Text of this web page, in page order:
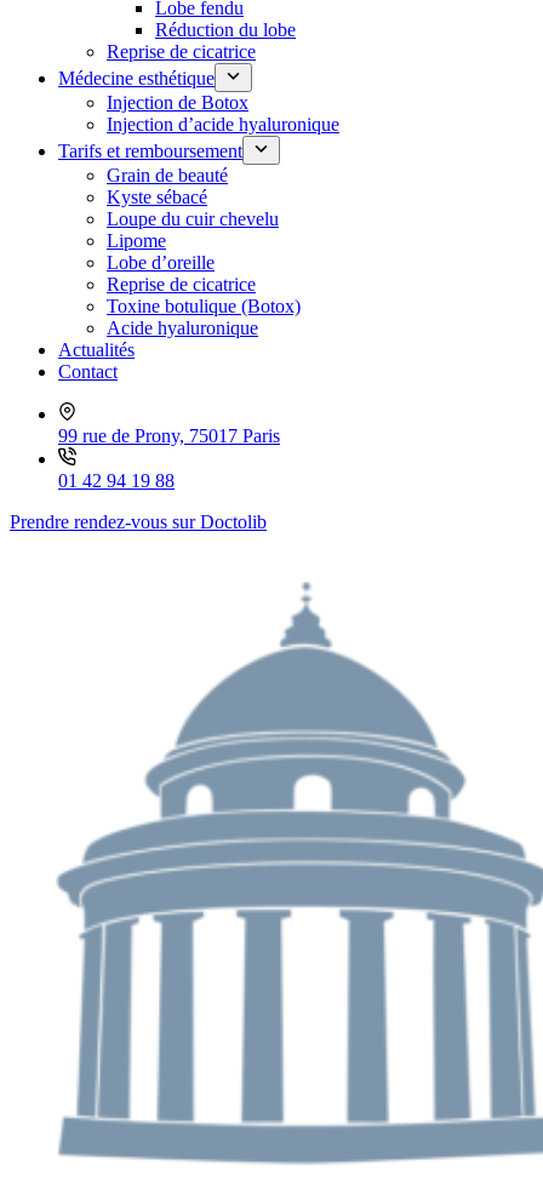
Lobe fendu
Réduction du lobe
Reprise de cicatrice
Médecine esthétique
Injection de Botox
Injection d’acide hyaluronique
Tarifs et remboursement
Grain de beauté
Kyste sébacé
Loupe du cuir chevelu
Lipome
Lobe d’oreille
Reprise de cicatrice
Toxine botulique (Botox)
Acide hyaluronique
Actualités
Contact
99 rue de Prony, 75017 Paris
01 42 94 19 88
Prendre rendez-vous sur Doctolib